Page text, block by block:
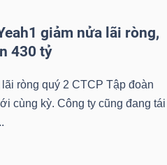
giảm nửa lãi ròng,
430 tỷ
ròng quý 2 CTCP Tập đoàn
cùng kỳ. Công ty cũng đang tái